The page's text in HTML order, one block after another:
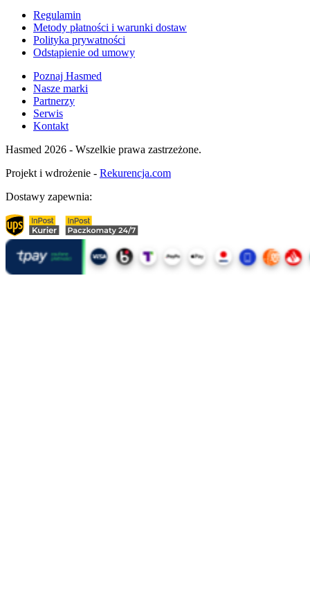
Regulamin
Metody płatności i warunki dostaw
Polityka prywatności
Odstąpienie od umowy
Poznaj Hasmed
Nasze marki
Partnerzy
Serwis
Kontakt
Hasmed 2026 - Wszelkie prawa zastrzeżone.
Projekt i wdrożenie - Rekurencja.com
Dostawy zapewnia: